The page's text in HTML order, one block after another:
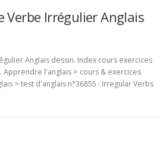
Verbe Irrégulier Anglais
Anglais dessin. Index cours exercices
Apprendre l'anglais > cours & exercices
> test d'anglais n°36855 : Irregular Verbs